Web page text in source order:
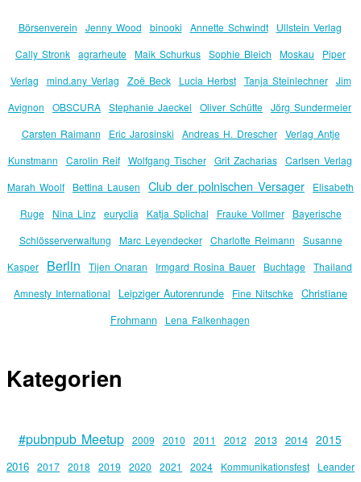
Börsenverein Jenny Wood binooki Annette Schwindt
Ullstein Verlag
Cally Stronk agrarheute Maik Schurkus Sophie Bleich Moskau
Piper
Verlag
mind.any Verlag Zoë Beck Lucia Herbst Tanja Steinlechner
Jim
Avignon
OBSCURA Stephanie Jaeckel Oliver Schütte Jörg Sundermeier
Carsten Raimann Eric Jarosinski Andreas H. Drescher
Verlag Antje
Kunstmann
Carolin Reif Wolfgang Tischer Grit Zacharias
Carlsen Verlag
Marah Woolf
Bettina Lausen Club der polnischen Versager
Elisabeth
Ruge
Nina Linz euryclia Katja Splichal Frauke Vollmer
Bayerische
Schlösserverwaltung
Marc Leyendecker Charlotte Reimann
Susanne
Kasper
Berlin Tijen Onaran Irmgard Rosina Bauer Buchtage Thailand
Amnesty International
Leipziger Autorenrunde Fine Nitschke Christiane
Frohmann
Lena Falkenhagen
Kategorien
#pubnpub Meetup 2009 2010 2011 2012 2013 2014 2015
2016 2017 2018 2019 2020 2021 2024 Kommunikationsfest
Leander